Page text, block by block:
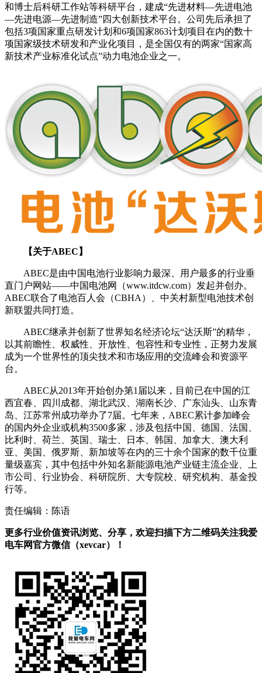
和博士后科研工作站等科研平台，建成“先进材料—先进电池
—先进电源—先进制造”四大创新技术平台。公司先后承担了
包括3项国家重点研发计划和6项国家863计划项目在内的数十
项国家级技术研发和产业化项目，是全国仅有的两家“国家高
新技术产业标准化试点”动力电池企业之一。
【关于ABEC】
ABEC是由中国电池行业影响力最深、用户最多的行业垂
直门户网站——中国电池网（www.itdcw.com）发起并创办。
ABEC联合了电池百人会（CBHA）、中关村新型电池技术创
新联盟共同打造。
ABEC继承并创新了世界知名经济论坛“达沃斯”的精华，
以其前瞻性、权威性、开放性、包容性和专业性，正努力发展
成为一个世界性的顶尖技术和市场应用的交流峰会和资源平
台。
ABEC从2013年开始创办第1届以来，目前已在中国的江
西宜春、四川成都、湖北武汉、湖南长沙、广东汕头、山东青
岛、江苏常州成功举办了7届。七年来，ABEC累计参加峰会
的国内外企业或机构3500多家，涉及包括中国、德国、法国、
比利时、荷兰、英国、瑞士、日本、韩国、加拿大、澳大利
亚、美国、俄罗斯、新加坡等在内的三十余个国家的数千位重
量级嘉宾，其中包括中外知名新能源电池产业链主流企业、上
市公司、行业协会、科研院所、大专院校、研究机构、基金投
行等。
责任编辑：陈语
更多行业价值资讯浏览、分享，欢迎扫描下方二维码关注我爱
电车网官方微信（xevcar）！